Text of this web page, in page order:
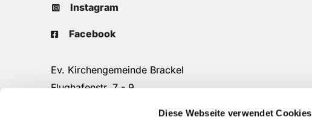
Diese Webseite verwendet Cookies
Instagram
Facebook
Ev. Kirchengemeinde Brackel
Flughafenstr. 7 - 9